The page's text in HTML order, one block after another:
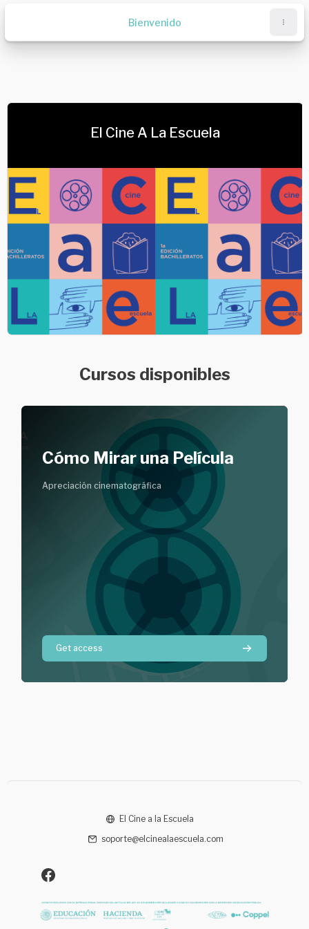
Bienvenido
El Cine A La Escuela
Cursos disponibles
Archivos del resumen del curso Cómo Mirar una Película
Archivos del resumen del curso
Nombre del curso
Cómo Mirar una Película
Apreciación cinematográfica
Get access
El Cine a la Escuela
soporte@elcinealaescuela.com